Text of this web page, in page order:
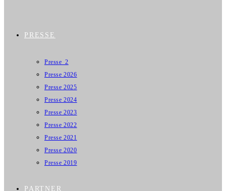
PRESSE
Presse_2
Presse 2026
Presse 2025
Presse 2024
Presse 2023
Presse 2022
Presse 2021
Presse 2020
Presse 2019
PARTNER